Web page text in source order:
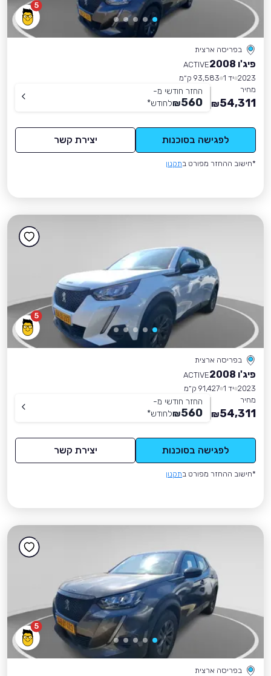
5
בפריסה ארצית
פיג'ו 2008
ACTIVE
2023 יד 1
93,583 ק״מ
מחיר
54,311
₪
החזר חודשי מ-
560
₪לחודש*
לפגישה בסוכנות יצירת קשר
*חישוב ההחזר מפורט בתקנון
5
בפריסה ארצית
פיג'ו 2008
ACTIVE
2023 יד 1
91,427 ק״מ
מחיר
54,311
₪
החזר חודשי מ-
560
₪לחודש*
לפגישה בסוכנות יצירת קשר
*חישוב ההחזר מפורט בתקנון
5
בפריסה ארצית